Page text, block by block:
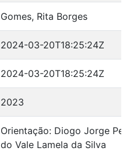
Gomes, Rita Borges
2024-03-20T18:25:24Z
2024-03-20T18:25:24Z
2023
Orientação: Diogo Jorge
do Vale Lamela da Silva